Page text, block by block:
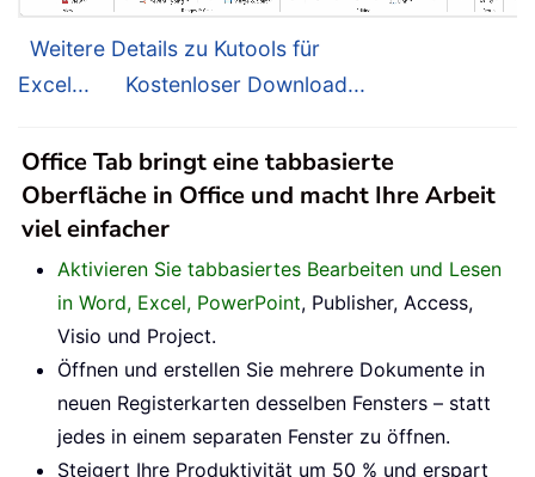
Weitere Details zu Kutools für
Excel...
Kostenloser Download...
Office Tab bringt eine tabbasierte
Oberfläche in Office und macht Ihre Arbeit
viel einfacher
Aktivieren Sie tabbasiertes Bearbeiten und Lesen
in Word, Excel, PowerPoint, Publisher, Access,
Visio und Project.
Öffnen und erstellen Sie mehrere Dokumente in
neuen Registerkarten desselben Fensters – statt
jedes in einem separaten Fenster zu öffnen.
Steigert Ihre Produktivität um 50 % und erspart